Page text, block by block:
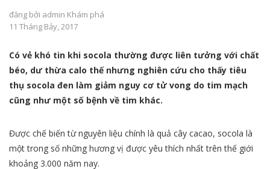
đăng bởi admin Khám phá
11 Tháng Bảy, 2017
Có vẻ khó tin khi socola thường được liên tưởng với chất
béo, dư thừa calo thế nhưng nghiên cứu cho thấy tiêu
thụ socola đen làm giảm nguy cơ tử vong do tim mạch
cũng như một số bệnh về tim khác.
Được chế biến từ nguyên liệu chính là quả cây cacao, socola là
một trong số những hương vị được yêu thích nhất trên thế giới
khoảng 3.000 năm nay.